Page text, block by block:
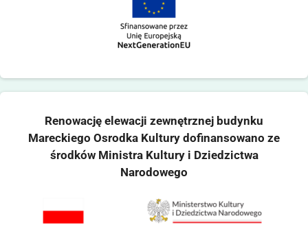
Renowację elewacji zewnętrznej budynku
Mareckiego Osrodka Kultury dofinansowano ze
środków Ministra Kultury i Dziedzictwa
Narodowego